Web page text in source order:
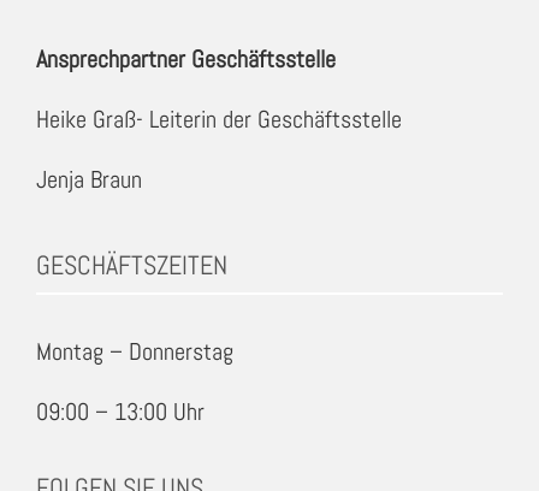
Ansprechpartner Geschäftsstelle
Heike Graß- Leiterin der Geschäftsstelle
Jenja Braun
GESCHÄFTSZEITEN
Montag – Donnerstag
09:00 – 13:00 Uhr